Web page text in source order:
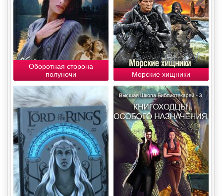
Оборотная сторона
полуночи
Морские хищники